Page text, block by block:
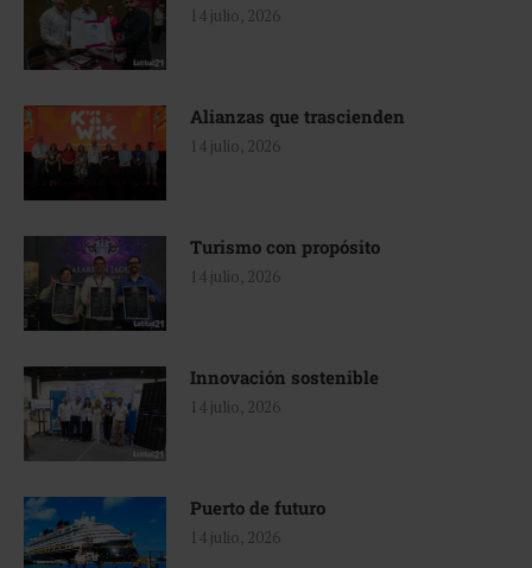
14 julio, 2026
Alianzas que trascienden
14 julio, 2026
Turismo con propósito
14 julio, 2026
Innovación sostenible
14 julio, 2026
Puerto de futuro
14 julio, 2026